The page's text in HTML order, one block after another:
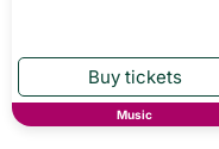
Music